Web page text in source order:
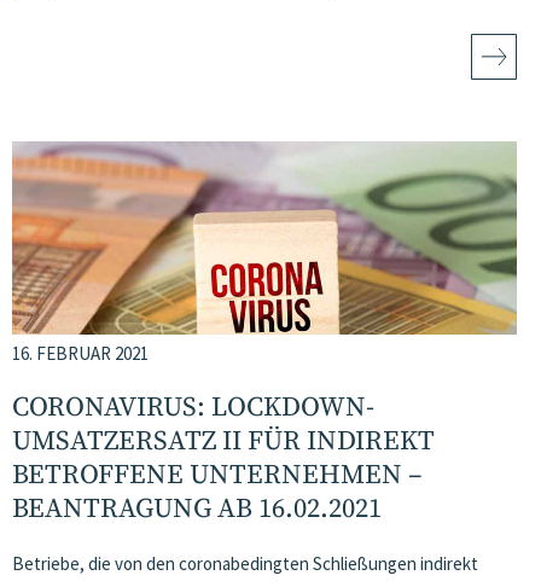
16. FEBRUAR 2021
CORONAVIRUS: LOCKDOWN-
UMSATZERSATZ II FÜR INDIREKT
BETROFFENE UNTERNEHMEN –
BEANTRAGUNG AB 16.02.2021
Betriebe, die von den coronabedingten Schließungen indirekt